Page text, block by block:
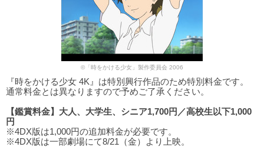
©「時をかける少女」製作委員会 2006
『時をかける少女 4K』は特別興行作品のため特別料金です。
通常料金とは異なりますので予めご了承ください。
【鑑賞料金】大人、大学生、シニア1,700円／高校生以下1,000
円
※4DX版は1,000円の追加料金が必要です。
※4DX版は一部劇場にて8/21（金）より上映。